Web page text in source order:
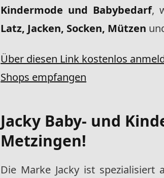
Kindermode und Babybedarf,
Latz, Jacken, Socken, Mützen
Über diesen Link kostenlos
Shops empfangen
Jacky Baby- und
Metzingen!
Die Marke Jacky ist